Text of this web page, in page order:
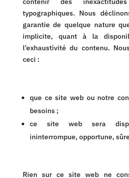
typographiques. Nous
garantie de quelque nature
implicite, quant à la
l’exhaustivité du contenu.
ceci :
que ce site web ou notre
besoins ;
ce site web sera
ininterrompue, opportune,
Rien sur ce site web ne